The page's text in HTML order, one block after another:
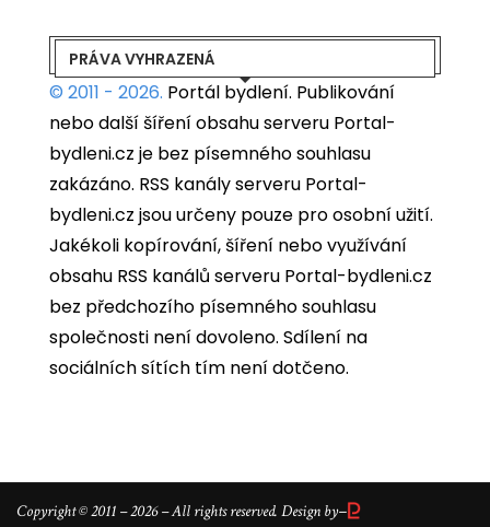
PRÁVA VYHRAZENÁ
© 2011 - 2026. Portál bydlení. Publikování
nebo další šíření obsahu serveru Portal-
bydleni.cz je bez písemného souhlasu
zakázáno. RSS kanály serveru Portal-
bydleni.cz jsou určeny pouze pro osobní užití.
Jakékoli kopírování, šíření nebo využívání
obsahu RSS kanálů serveru Portal-bydleni.cz
bez předchozího písemného souhlasu
společnosti není dovoleno. Sdílení na
sociálních sítích tím není dotčeno.
Copyright © 2011 – 2026 – All rights reserved. Design by–